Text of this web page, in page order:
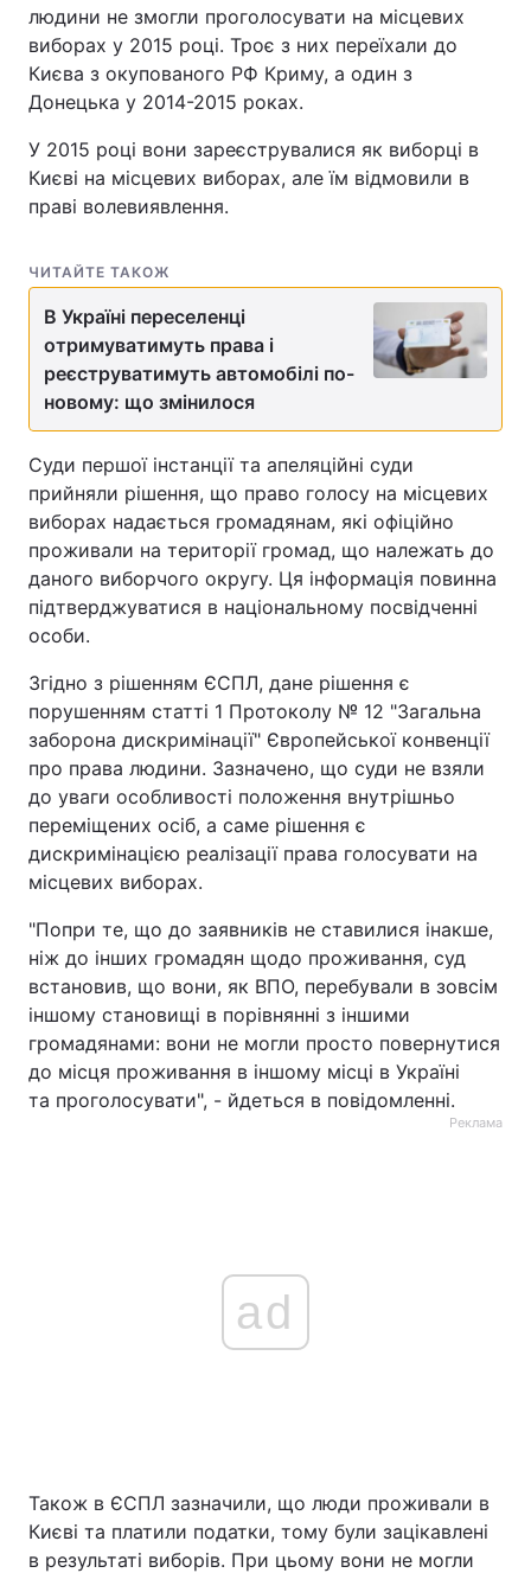
людини не змогли проголосувати на місцевих
виборах у 2015 році. Троє з них переїхали до
Києва з окупованого РФ Криму, а один з
Донецька у 2014-2015 роках.
У 2015 році вони зареєструвалися як виборці в
Києві на місцевих виборах, але їм відмовили в
праві волевиявлення.
ЧИТАЙТЕ ТАКОЖ
В Україні переселенці
отримуватимуть права і
реєструватимуть автомобілі по-
новому: що змінилося
Суди першої інстанції та апеляційні суди
прийняли рішення, що право голосу на місцевих
виборах надається громадянам, які офіційно
проживали на території громад, що належать до
даного виборчого округу. Ця інформація повинна
підтверджуватися в національному посвідченні
особи.
Згідно з рішенням ЄСПЛ, дане рішення є
порушенням статті 1 Протоколу № 12 "Загальна
заборона дискримінації" Європейської конвенції
про права людини. Зазначено, що суди не взяли
до уваги особливості положення внутрішньо
переміщених осіб, а саме рішення є
дискримінацією реалізації права голосувати на
місцевих виборах.
"Попри те, що до заявників не ставилися інакше,
ніж до інших громадян щодо проживання, суд
встановив, що вони, як ВПО, перебували в зовсім
іншому становищі в порівнянні з іншими
громадянами: вони не могли просто повернутися
до місця проживання в іншому місці в Україні
та проголосувати", - йдеться в повідомленні.
Реклама
ad
Також в ЄСПЛ зазначили, що люди проживали в
Києві та платили податки, тому були зацікавлені
в результаті виборів. При цьому вони не могли